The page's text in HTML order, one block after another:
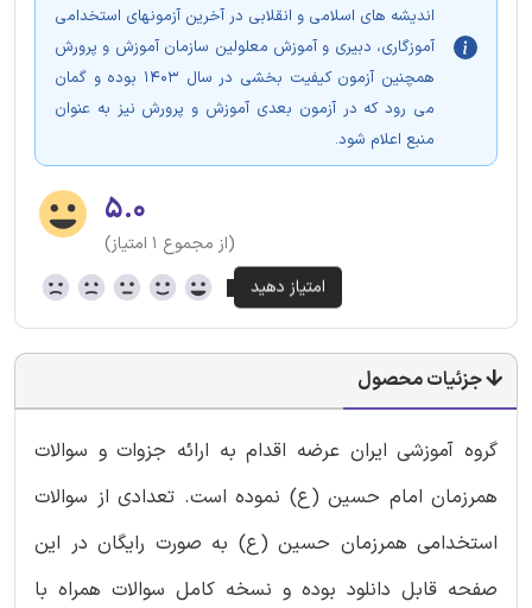
اندیشه های اسلامی و انقلابی در آخرین آزمونهای استخدامی
آموزگاری، دبیری و آموزش معلولین سازمان آموزش و پرورش
همچنین آزمون کیفیت بخشی در سال 1403 بوده و گمان
می رود که در آزمون بعدی آموزش و پرورش نیز به عنوان
منبع اعلام شود.
۵.۰
(از مجموع ۱ امتیاز)
جزئیات محصول
گروه آموزشی ایران عرضه اقدام به ارائه جزوات و سوالات
همرزمان امام حسین (ع) نموده است. تعدادی از سوالات
استخدامی همرزمان حسین (ع) به صورت رایگان در این
صفحه قابل دانلود بوده و نسخه کامل سوالات همراه با